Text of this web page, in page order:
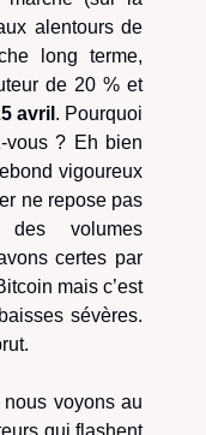
alentours de
long terme,
de 20 % et
avril . Pourquoi
vous ? Eh bien
vigoureux
ne repose pas
volumes
certes par
mais c’est
sévères.
voyons au
qui flashent